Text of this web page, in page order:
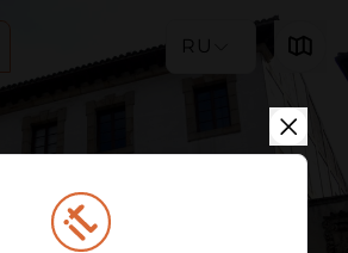
RU